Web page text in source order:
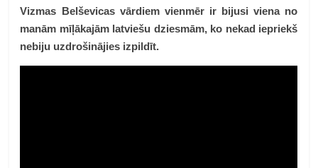
Vizmas Belševicas vārdiem vienmēr ir bijusi viena no
manām mīļākajām latviešu dziesmām, ko nekad iepriekš
nebiju uzdrošinājies izpildīt.